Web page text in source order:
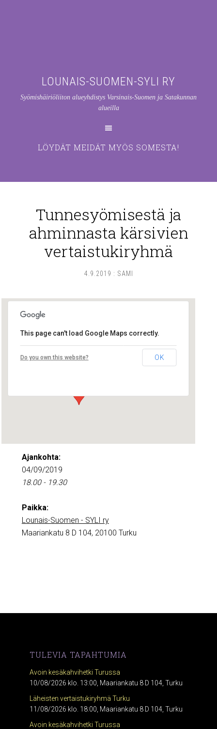
LOUNAIS-SUOMEN-SYLI RY
Syömishäiriöliiton alueyhdistys Varsinais-Suomen ja Satakunnan
alueilla
LÖYDÄT MEIDÄT MYÖS SOMESTA!
Tunnesyömisestä ja
ahminnasta kärsivien
vertaistukiryhmä
4.9.2019 : SAMI
Lounais-Suomen – SYLI ry
Maariankatu 8 D 104 - Turku
This page can't load Google Maps correctly.
Do you own this website? OK
Ajankohta:
04/09/2019
18.00 - 19.30
Paikka:
Lounais-Suomen - SYLI ry
Maariankatu 8 D 104, 20100 Turku
TULEVIA TAPAHTUMIA
Avoin kesäkahvihetki Turussa
10/08/2026 klo. 13:00, Maariankatu 8 D 104, Turku
Läheisten vertaistukiryhmä Turku
11/08/2026 klo. 18:00, Maariankatu 8 D 104, Turku
Avoin kesäkahvihetki Turussa